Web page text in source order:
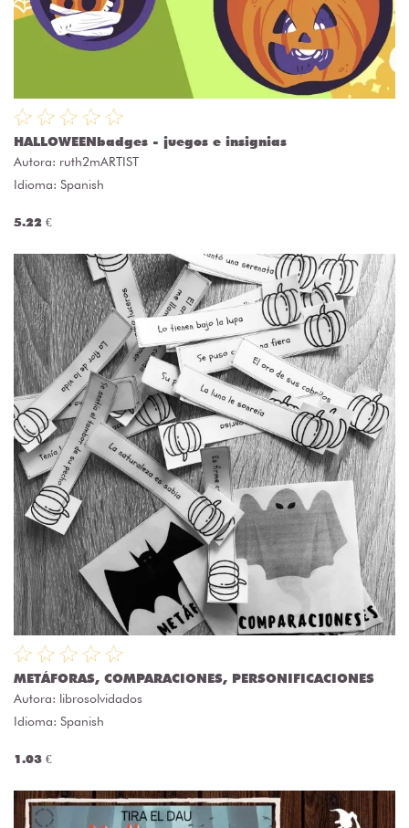
HALLOWEENbadges - juegos e insignias
Autora: ruth2mARTIST
Idioma: Spanish
5.22 €
METÁFORAS, COMPARACIONES, PERSONIFICACIONES
Autora: librosolvidados
Idioma: Spanish
1.03 €